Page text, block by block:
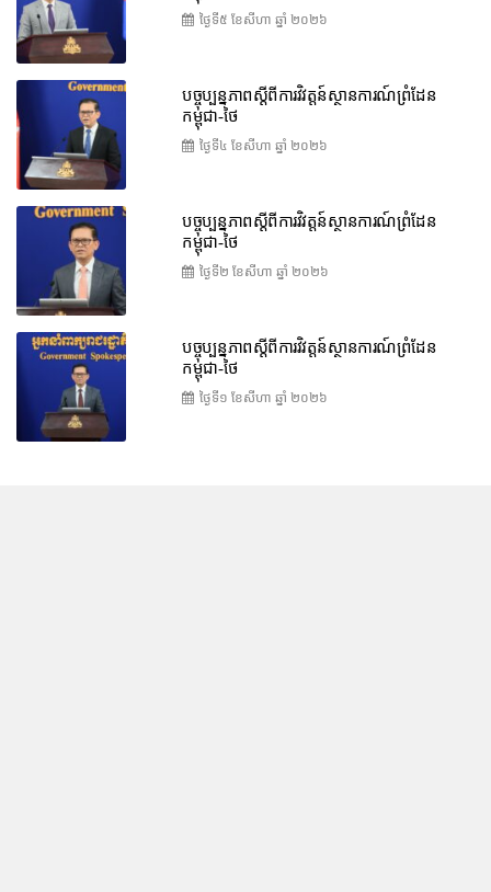
ថ្ងៃទី៥ ខែ​សីហា ឆ្នាំ ២០២៦
បច្ចុប្បន្នភាពស្ដីពីការវិវត្តន៍ស្ថានការណ៍ព្រំដែន
កម្ពុជា-ថៃ
ថ្ងៃទី៤ ខែ​សីហា ឆ្នាំ ២០២៦
បច្ចុប្បន្នភាពស្ដីពីការវិវត្តន៍ស្ថានការណ៍ព្រំដែន
កម្ពុជា-ថៃ
ថ្ងៃទី២ ខែ​សីហា ឆ្នាំ ២០២៦
បច្ចុប្បន្នភាពស្ដីពីការវិវត្តន៍ស្ថានការណ៍ព្រំដែន
កម្ពុជា-ថៃ
ថ្ងៃទី១ ខែ​សីហា ឆ្នាំ ២០២៦